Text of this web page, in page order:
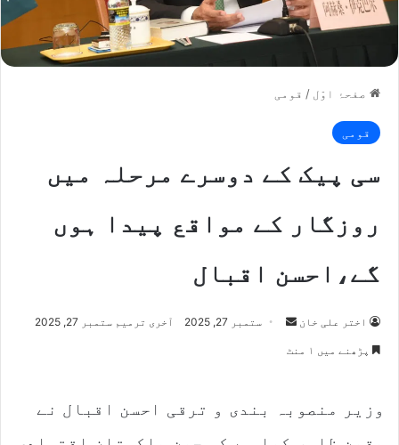
صفحۂ اوّل / قومی
قومی
سی پیک کے دوسرے مرحلہ میں
روزگار کے مواقع پیدا ہوں
گے،احسن اقبال
اختر علی خان ستمبر 27, 2025 آخری ترمیم ستمبر 27, 2025
پڑھنے میں ۱ منٹ
وزیر منصوبہ بندی و ترقی احسن اقبال نے